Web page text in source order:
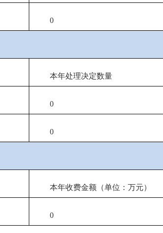
0
本年处理决定数量
0
0
本年收费金额（单位：万元）
0